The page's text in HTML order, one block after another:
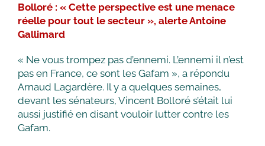
Bolloré : « Cette perspective est une menace
réelle pour tout le secteur », alerte Antoine
Gallimard
« Ne vous trompez pas d’ennemi. L’ennemi il n’est
pas en France, ce sont les Gafam », a répondu
Arnaud Lagardère. Il y a quelques semaines,
devant les sénateurs, Vincent Bolloré s’était lui
aussi justifié en disant vouloir lutter contre les
Gafam.